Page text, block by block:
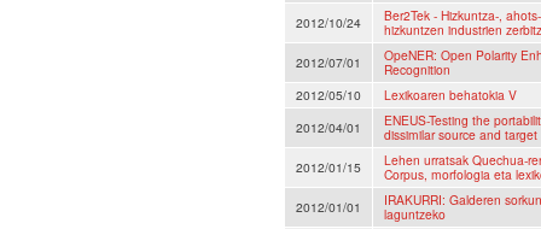
2012/10/24
Ber2Tek - Hizkuntza-,
hizkuntzen industrien
2012/07/01
OpeNER: Open Polarity
Recognition
2012/05/10
Lexikoaren behatokia V
2012/04/01
ENEUS-Testing the
dissimilar source and
2012/01/15
Lehen urratsak Quechua-
Corpus, morfologia eta
2012/01/01
IRAKURRI: Galderen
laguntzeko